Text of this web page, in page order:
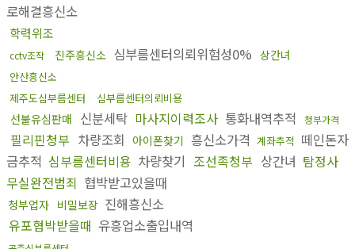
로해결흥신소
학력위조
cctv조작 진주흥신소 심부름센터의뢰위험성0% 상간녀
안산흥신소
제주도심부름센터
심부름센터의뢰비용
선불유심판매 신분세탁 마사지이력조사 통화내역추적 청부가격
필리핀청부 차량조회 아이폰찾기 흥신소가격 계좌추적 떼인돈자
금추적 심부름센터비용 차량찾기 조선족청부 상간녀 탐정사
무실완전범죄 협박받고있을때
청부업자 비밀보장 진해흥신소
유포협박받을때 유흥업소출입내역